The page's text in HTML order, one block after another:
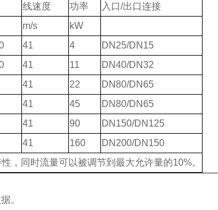
线速度 功率 入口/出口连接
m/s
kW
41 4
DN25/DN15
41 11
DN40/DN32
41 22
DN80/DN65
41 45
DN80/DN65
41 90
DN150/DN125
41 160
DN200/DN150
，同时流量可以被调节到最大允许量的10%。
。